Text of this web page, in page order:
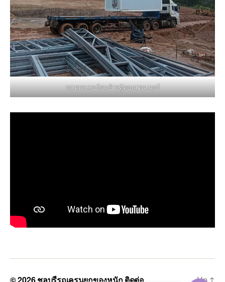
รถเทรลเลอร์ขนย้ายตู้คอนเทนเนอร์
© 2026ชลบุรีรถเครนยกของหนัก ติดต่อ Up ↑